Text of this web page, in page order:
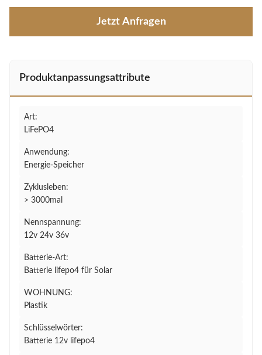
Jetzt Anfragen
Produktanpassungsattribute
Art:
LiFePO4
Anwendung:
Energie-Speicher
Zyklusleben:
> 3000mal
Nennspannung:
12v 24v 36v
Batterie-Art:
Batterie lifepo4 für Solar
WOHNUNG:
Plastik
Schlüsselwörter:
Batterie 12v lifepo4